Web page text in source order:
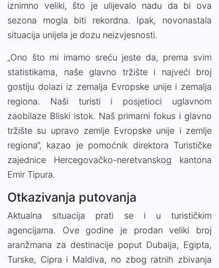
iznimno veliki, što je ulijevalo nadu da bi ova
sezona mogla biti rekordna. Ipak, novonastala
situacija unijela je dozu neizvjesnosti.
„Ono što mi imamo sreću jeste da, prema svim
statistikama, naše glavno tržište i najveći broj
gostiju dolazi iz zemalja Evropske unije i zemalja
regiona. Naši turisti i posjetioci uglavnom
zaobilaze Bliski istok. Naš primarni fokus i glavno
tržište su upravo zemlje Evropske unije i zemlje
regiona“, kazao je pomoćnik direktora Turističke
zajednice Hercegovačko-neretvanskog kantona
Emir Tipura.
Otkazivanja putovanja
Aktualna situacija prati se i u turističkim
agencijama. Ove godine je prodan veliki broj
aranžmana za destinacije poput Dubaija, Egipta,
Turske, Cipra i Maldiva, no zbog ratnih zbivanja